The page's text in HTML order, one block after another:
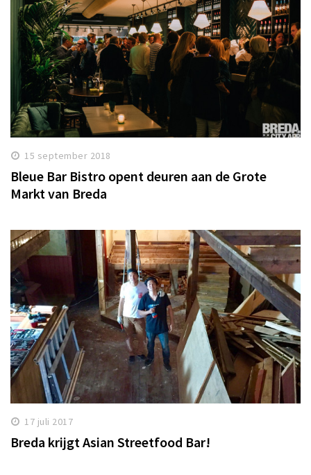
15 september 2018
Bleue Bar Bistro opent deuren aan de Grote
Markt van Breda
17 juli 2017
Breda krijgt Asian Streetfood Bar!